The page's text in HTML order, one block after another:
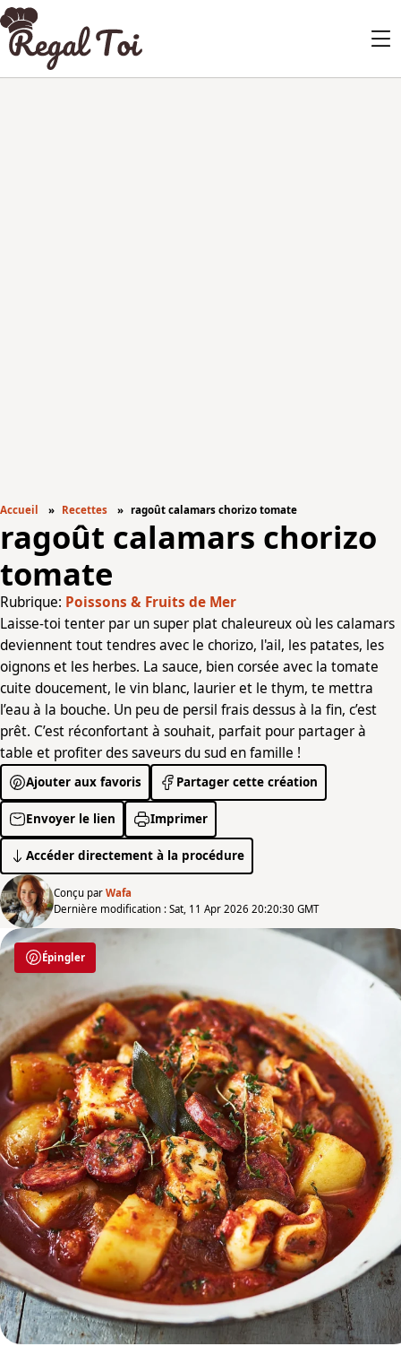
Accueil Recettes ragoût calamars chorizo tomate
ragoût calamars chorizo
tomate
Rubrique: Poissons & Fruits de Mer
Laisse-toi tenter par un super plat chaleureux où les calamars
deviennent tout tendres avec le chorizo, l'ail, les patates, les
oignons et les herbes. La sauce, bien corsée avec la tomate
cuite doucement, le vin blanc, laurier et le thym, te mettra
l’eau à la bouche. Un peu de persil frais dessus à la fin, c’est
prêt. C’est réconfortant à souhait, parfait pour partager à
table et profiter des saveurs du sud en famille !
Ajouter aux favoris Partager cette création
Envoyer le lien Imprimer
Accéder directement à la procédure
Conçu par Wafa
Dernière modification : Sat, 11 Apr 2026 20:20:30 GMT
Épingler